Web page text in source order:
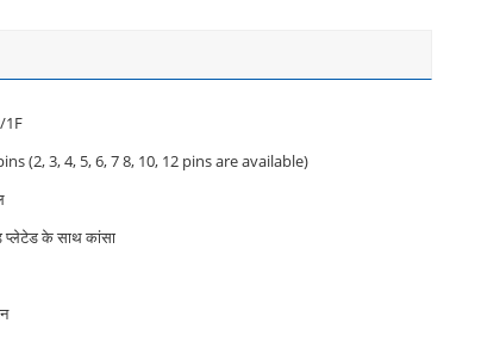
1F
(2, 3, 4, 5, 6, 7 8, 10, 12 pins are available)
प्लेटेड के साथ कांसा